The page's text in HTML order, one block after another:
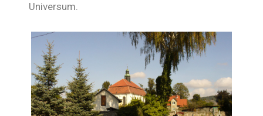
Universum.